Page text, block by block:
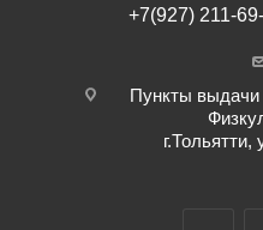
+7(927) 211-
Пункты выдачи